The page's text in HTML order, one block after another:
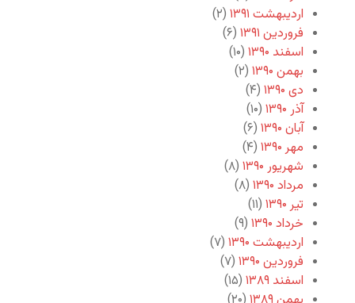
اردیبهشت ۱۳۹۱
(۲)
فروردین ۱۳۹۱
(۶)
اسفند ۱۳۹۰
(۱۰)
بهمن ۱۳۹۰
(۲)
دی ۱۳۹۰
(۴)
آذر ۱۳۹۰
(۱۰)
آبان ۱۳۹۰
(۶)
مهر ۱۳۹۰
(۴)
شهریور ۱۳۹۰
(۸)
مرداد ۱۳۹۰
(۸)
تیر ۱۳۹۰
(۱۱)
خرداد ۱۳۹۰
(۹)
اردیبهشت ۱۳۹۰
(۷)
فروردین ۱۳۹۰
(۷)
اسفند ۱۳۸۹
(۱۵)